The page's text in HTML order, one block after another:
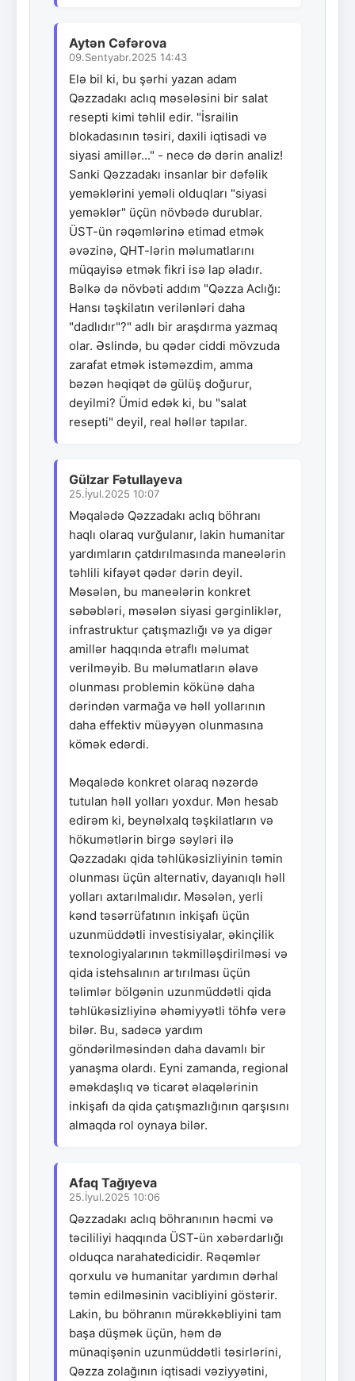
Aytən Cəfərova
09.Sentyabr.2025 14:43
Elə bil ki, bu şərhi yazan adam
Qəzzadakı aclıq məsələsini bir salat
resepti kimi təhlil edir. "İsrailin
blokadasının təsiri, daxili iqtisadi və
siyasi amillər..." - necə də dərin analiz!
Sanki Qəzzadakı insanlar bir dəfəlik
yeməklərini yeməli olduqları "siyasi
yeməklər" üçün növbədə durublar.
ÜST-ün rəqəmlərinə etimad etmək
əvəzinə, QHT-lərin məlumatlarını
müqayisə etmək fikri isə lap əladır.
Bəlkə də növbəti addım "Qəzza Aclığı:
Hansı təşkilatın verilənləri daha
"dadlıdır"?" adlı bir araşdırma yazmaq
olar. Əslində, bu qədər ciddi mövzuda
zarafat etmək istəməzdim, amma
bəzən həqiqət də gülüş doğurur,
deyilmi? Ümid edək ki, bu "salat
resepti" deyil, real həllər tapılar.
Gülzar Fətullayeva
25.İyul.2025 10:07
Məqalədə Qəzzadakı aclıq böhranı
haqlı olaraq vurğulanır, lakin humanitar
yardımların çatdırılmasında maneələrin
təhlili kifayət qədər dərin deyil.
Məsələn, bu maneələrin konkret
səbəbləri, məsələn siyasi gərginliklər,
infrastruktur çatışmazlığı və ya digər
amillər haqqında ətraflı məlumat
verilməyib. Bu məlumatların əlavə
olunması problemin kökünə daha
dərindən varmağa və həll yollarının
daha effektiv müəyyən olunmasına
kömək edərdi.
Məqalədə konkret olaraq nəzərdə
tutulan həll yolları yoxdur. Mən hesab
edirəm ki, beynəlxalq təşkilatların və
hökumətlərin birgə səyləri ilə
Qəzzadakı qida təhlükəsizliyinin təmin
olunması üçün alternativ, dayanıqlı həll
yolları axtarılmalıdır. Məsələn, yerli
kənd təsərrüfatının inkişafı üçün
uzunmüddətli investisiyalar, əkinçilik
texnologiyalarının təkmilləşdirilməsi və
qida istehsalının artırılması üçün
təlimlər bölgənin uzunmüddətli qida
təhlükəsizliyinə əhəmiyyətli töhfə verə
bilər. Bu, sadəcə yardım
göndərilməsindən daha davamlı bir
yanaşma olardı. Eyni zamanda, regional
əməkdaşlıq və ticarət əlaqələrinin
inkişafı da qida çatışmazlığının qarşısını
almaqda rol oynaya bilər.
Afaq Tağıyeva
25.İyul.2025 10:06
Qəzzadakı aclıq böhranının həcmi və
təcililiyi haqqında ÜST-ün xəbərdarlığı
olduqca narahatedicidir. Rəqəmlər
qorxulu və humanitar yardımın dərhal
təmin edilməsinin vacibliyini göstərir.
Lakin, bu böhranın mürəkkəbliyini tam
başa düşmək üçün, həm də
münaqişənin uzunmüddətli təsirlərini,
Qəzza zolağının iqtisadi vəziyyətini,